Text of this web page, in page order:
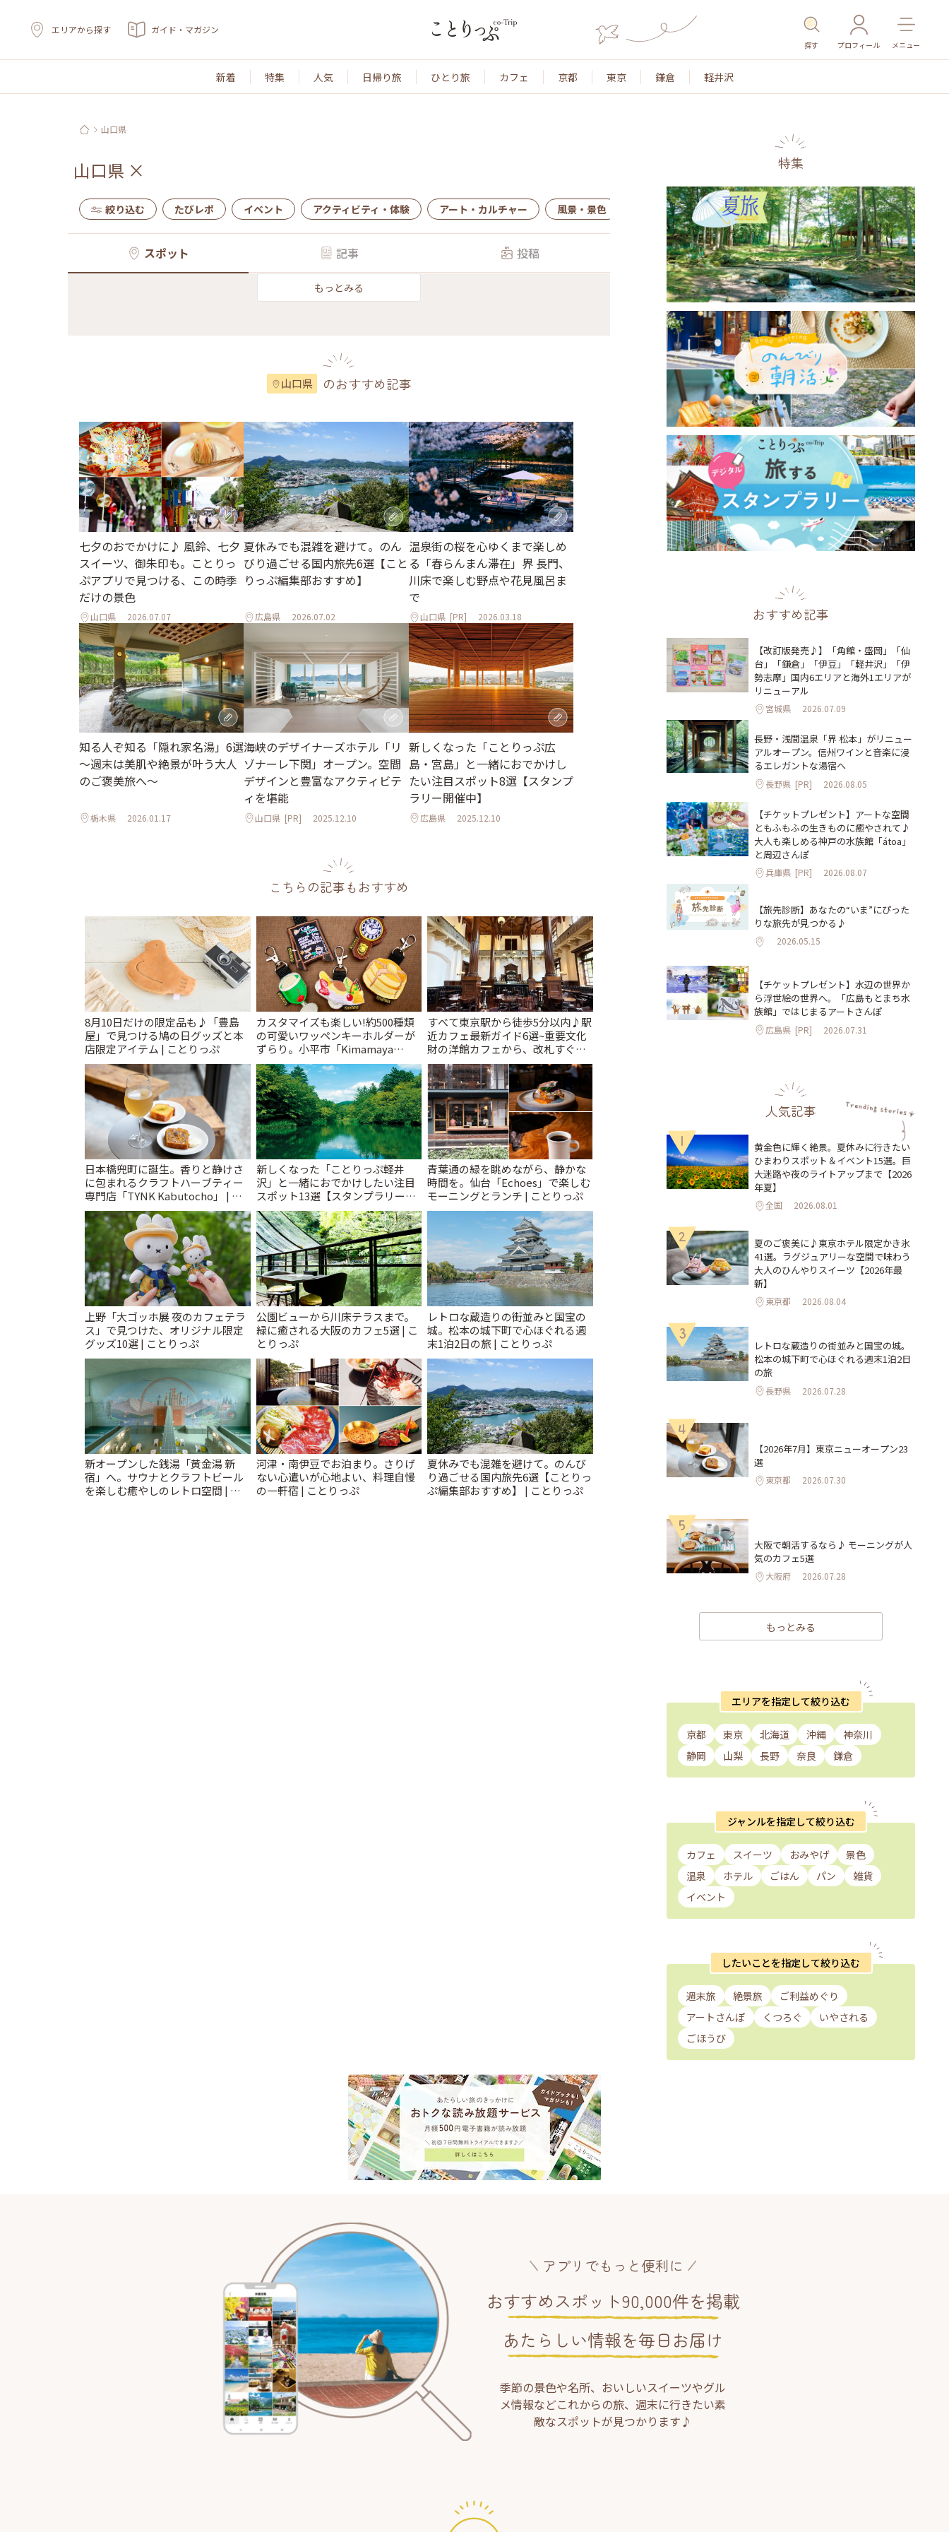
エリアから探す ガイド・マガジン
探す プロフィール メニュー
新着 特集 人気 日帰り旅 ひとり旅 カフェ 京都 東京 鎌倉 軽井沢
山口県
山口県 ×
絞り込む たびレポ イベント アクティビティ・体験 アート・カルチャー 風景・景色 名所・旧跡 温泉・スパ その他施設 ごはん
スポット 記事 投稿
もっとみる
山口県 のおすすめ記事
七夕のおでかけに♪ 風鈴、七夕
スイーツ、御朱印も。ことりっ
ぷアプリで見つける、この時季
だけの景色
山口県 2026.07.07
夏休みでも混雑を避けて。のん
びり過ごせる国内旅先6選【こと
りっぷ編集部おすすめ】
広島県 2026.07.02
温泉街の桜を心ゆくまで楽しめ
る「春らんまん滞在」界 長門、
川床で楽しむ野点や花見風呂ま
で
山口県[PR] 2026.03.18
知る人ぞ知る「隠れ家名湯」6選
～週末は美肌や絶景が叶う大人
のご褒美旅へ～
栃木県 2026.01.17
海峡のデザイナーズホテル「リ
ゾナーレ下関」オープン。空間
デザインと豊富なアクティビテ
ィを堪能
山口県 [PR] 2025.12.10
新しくなった「ことりっぷ広
島・宮島」と一緒におでかけし
たい注目スポット8選【スタンプ
ラリー開催中】
広島県 2025.12.10
こちらの記事もおすすめ
8月10日だけの限定品も♪「豊島
屋」で見つける鳩の日グッズと本
店限定アイテム | ことりっぷ
カスタマイズも楽しい!約500種類
の可愛いワッペンキーホルダーが
ずらり。小平市「Kimamaya
T&K」 | ことりっぷ
すべて東京駅から徒歩5分以内♪駅
近カフェ最新ガイド6選~重要文化
財の洋館カフェから、改札すぐの
レトロ喫茶まで~ | ことりっぷ
日本橋兜町に誕生。香りと静けさ
に包まれるクラフトハーブティー
専門店「TYNK Kabutocho」 | こ
とりっぷ
新しくなった「ことりっぷ軽井
沢」と一緒におでかけしたい注目
スポット13選【スタンプラリー開
催中】 | ことりっぷ
青葉通の緑を眺めながら、静かな
時間を。仙台「Echoes」で楽しむ
モーニングとランチ | ことりっぷ
上野「大ゴッホ展 夜のカフェテラ
ス」で見つけた、オリジナル限定
グッズ10選 | ことりっぷ
公園ビューから川床テラスまで。
緑に癒される大阪のカフェ5選 | こ
とりっぷ
レトロな蔵造りの街並みと国宝の
城。松本の城下町で心ほぐれる週
末1泊2日の旅 | ことりっぷ
新オープンした銭湯「黄金湯 新
宿」へ。サウナとクラフトビール
を楽しむ癒やしのレトロ空間 | こ
河津・南伊豆でお泊まり。さりげ
ない心遣いが心地よい、料理自慢
の一軒宿 | ことりっぷ
夏休みでも混雑を避けて。のんび
り過ごせる国内旅先6選【ことりっ
ぷ編集部おすすめ】 | ことりっぷ
特集
おすすめ記事
【改訂版発売♪】「角館・盛岡」「仙
台」「鎌倉」「伊豆」「軽井沢」「伊
勢志摩」国内6エリアと海外1エリアが
リニューアル
宮城県 2026.07.09
長野・浅間温泉「界 松本」がリニュー
アルオープン。信州ワインと音楽に浸
るエレガントな湯宿へ
長野県 [PR] 2026.08.05
【チケットプレゼント】アートな空間
ともふもふの生きものに癒やされて♪
大人も楽しめる神戸の水族館「átoa」
と周辺さんぽ
兵庫県 [PR] 2026.08.07
【旅先診断】あなたの“いま”にぴった
りな旅先が見つかる♪
2026.05.15
【チケットプレゼント】水辺の世界か
ら浮世絵の世界へ。「広島もとまち水
族館」ではじまるアートさんぽ
広島県 [PR] 2026.07.31
人気記事
1
黄金色に輝く絶景。夏休みに行きたい
ひまわりスポット＆イベント15選。巨
大迷路や夜のライトアップまで【2026
年夏】
全国 2026.08.01
2
夏のご褒美に♪東京ホテル限定かき氷
41選。ラグジュアリーな空間で味わう
大人のひんやりスイーツ【2026年最
新】
東京都 2026.08.04
3
レトロな蔵造りの街並みと国宝の城。
松本の城下町で心ほぐれる週末1泊2日
の旅
長野県 2026.07.28
4
【2026年7月】東京ニューオープン23
選
東京都 2026.07.30
5
大阪で朝活するなら♪ モーニングが人
気のカフェ5選
大阪府 2026.07.28
もっとみる
エリアを指定して絞り込む
京都 東京 北海道 沖縄
神奈川
静岡
山梨 長野 奈良 鎌倉
ジャンルを指定して絞り込む
カフェ スイーツ おみやげ
景色
温泉
ホテル ごはん パン
雑貨
イベント
したいことを指定して絞り込む
週末旅 絶景旅
ご利益めぐり
アートさんぽ
くつろぐ
いやされる
ごほうび
アプリでもっと便利に
おすすめスポット90,000件を掲載
あたらしい情報を毎日お届け
季節の景色や名所、おいしいスイーツやグル
メ情報などこれからの旅、週末に行きたい素
敵なスポットが見つかります♪